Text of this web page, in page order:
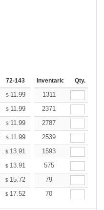
72-143 144-287 288 +
Inventario Qty.
$ 11.99 11.79
1311
$ 11.99 11.79
2371
$ 11.99 11.79
2787
$ 11.99 11.79
2539
$ 13.91 13.67
1593
$ 13.91 13.67
575
$ 15.72 15.45
79
$ 17.52 17.21
70